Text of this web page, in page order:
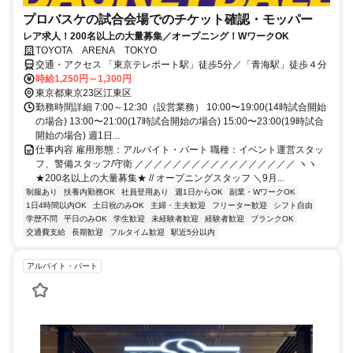
プロバスケの試合会場でのチケット確認・モッパー
レア求人！200名以上の大量募集／オープニング！WワークOK
TOYOTA ARENA TOKYO
交通・アクセス 「東京テレポート駅」徒歩5分／「青海駅」徒歩４分
時給1,250円～1,300円
東京都東京23区江東区
勤務時間詳細 7:00～12:30（設営業務） 10:00〜19:00(14時試合開始
の場合) 13:00〜21:00(17時試合開始の場合) 15:00〜23:00(19時試合
開始の場合) 週1日...
仕事内容 雇用形態：アルバイト・パート 職種：イベント運営スタッ
フ、警備スタッフ/守衛 ／／／／／／／／／／／／／／／／／ ヽヽ
★200名以上の大量募集★ // オープニングスタッフ ＼9月...
制服あり 扶養内勤務OK 社員登用あり 週1日からOK
副業・WワークOK
1日4時間以内OK
土日祝のみOK 主婦・主夫歓迎 フリーター歓迎
シフト自由
学歴不問
平日のみOK 学生歓迎 未経験者歓迎 経験者歓迎
ブランクOK
交通費支給
長期歓迎 フルタイム歓迎 駅近5分以内
アルバイト・パート